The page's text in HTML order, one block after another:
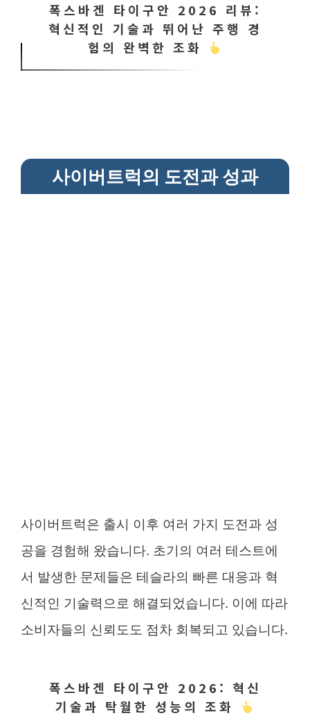
폭스바겐 타이구안 2026 리뷰:
혁신적인 기술과 뛰어난 주행 경
험의 완벽한 조화
사이버트럭의 도전과 성과
사이버트럭은 출시 이후 여러 가지 도전과 성
공을 경험해 왔습니다. 초기의 여러 테스트에
서 발생한 문제들은 테슬라의 빠른 대응과 혁
신적인 기술력으로 해결되었습니다. 이에 따라
소비자들의 신뢰도도 점차 회복되고 있습니다.
폭스바겐 타이구안 2026: 혁신
기술과 탁월한 성능의 조화